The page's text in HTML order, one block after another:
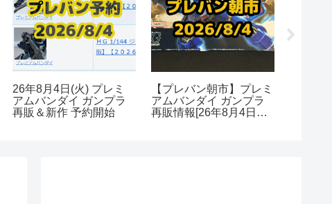
26年8月4日(火) プレミ
アムバンダイ ガンプラ
再販＆新作 予約開始
【プレバン朝市】プレミ
アムバンダイ ガンプラ
再販情報[26年8月4日